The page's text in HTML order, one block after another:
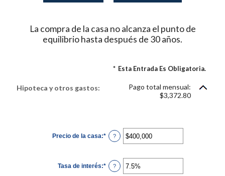
La compra de la casa no alcanza el punto de
equilibrio hasta después de 30 años.
* Esta Entrada Es Obligatoria.
Hipoteca y otros gastos:
Pago total mensual:
$3,372.80
Precio de la casa:* Ingresa
un
$0
y
$250,000,000
?
Tasa de interés:* Ingresa
un
?